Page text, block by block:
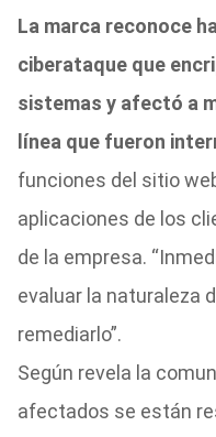
La marca reconoce
ciberataque que
sistemas y afectó a
línea que fueron
funciones del sitio
aplicaciones de los
de la empresa.
evaluar la naturaleza
remediarlo”.
Según revela la
afectados se están